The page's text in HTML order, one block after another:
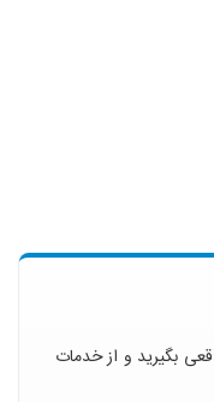
بگیرید و از خدمات